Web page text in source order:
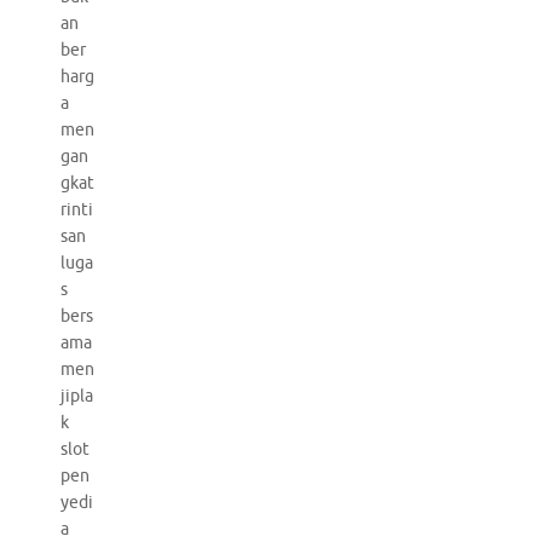
an
ber
harg
a
men
gan
gkat
rinti
san
luga
s
bers
ama
men
jipla
k
slot
pen
yedi
a